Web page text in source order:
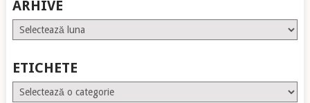
ARHIVE
Arhive
ETICHETE
Etichete